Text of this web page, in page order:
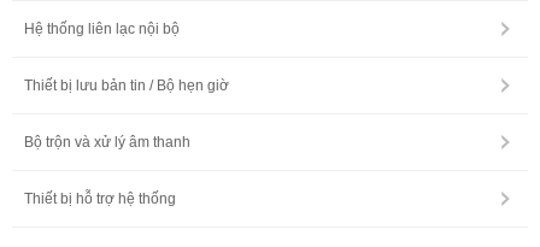
Hệ thống liên lạc nội bộ
Thiết bị lưu bản tin / Bộ hẹn giờ
Bộ trộn và xử lý âm thanh
Thiết bị hỗ trợ hệ thống